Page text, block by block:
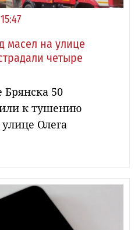
15:47
масел на улице
четыре
50
к тушению
Олега